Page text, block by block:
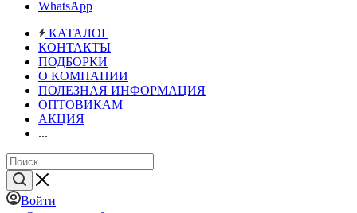
WhatsApp
КАТАЛОГ
КОНТАКТЫ
ПОДБОРКИ
О КОМПАНИИ
ПОЛЕЗНАЯ ИНФОРМАЦИЯ
ОПТОВИКАМ
АКЦИЯ
...
Войти